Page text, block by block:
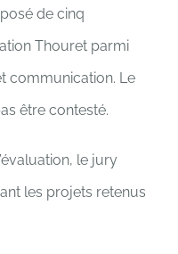
de cinq
Thouret parmi
communication. Le
être contesté.
le jury
les projets retenus